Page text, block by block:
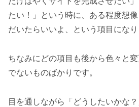
たい！」という時に、ある程度想
だいたらいいよ、という項目になり
ちなみにどの項目も後から色々と
でないものばかりです。
目を通しながら「どうしたいかな